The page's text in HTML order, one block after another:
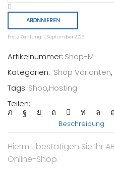
ABONNIEREN
Erste Zahlung: 1. September 2026
Artikelnummer: Shop-M
Kategorien: Shop Varianten,
Tags: Shop,Hosting
Teilen:
Beschreibung
Hiermit bestätigen Sie Ihr
Online-Shop.